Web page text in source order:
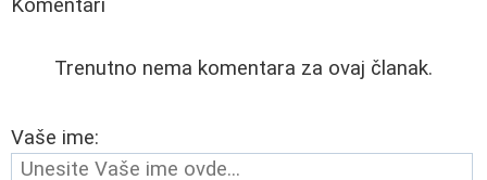
Komentari
Trenutno nema komentara za ovaj članak.
Vaše ime: